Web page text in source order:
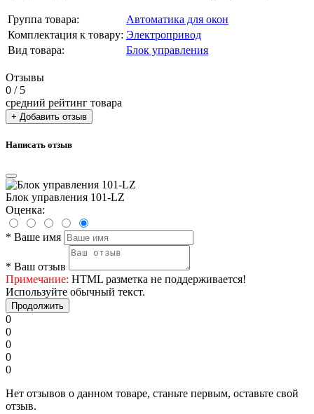
Группа товара:
Автоматика для окон
Комплектация к товару: Электропривод
Вид товара:
Блок управления
Отзывы
0 / 5
средний рейтинг товара
+ Добавить отзыв
Написать отзыв
Блок управления 101-LZ
Оценка:
* Ваше имя
* Ваш отзыв
Примечание: HTML разметка не поддерживается!
Используйте обычный текст.
Продолжить
0
0
0
0
0
Нет отзывов о данном товаре, станьте первым, оставьте свой
отзыв.